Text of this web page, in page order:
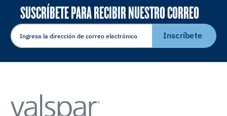
SUSCRÍBETE PARA RECIBIR NUESTRO CORREO
ELECTRÓNICO
Inscríbete